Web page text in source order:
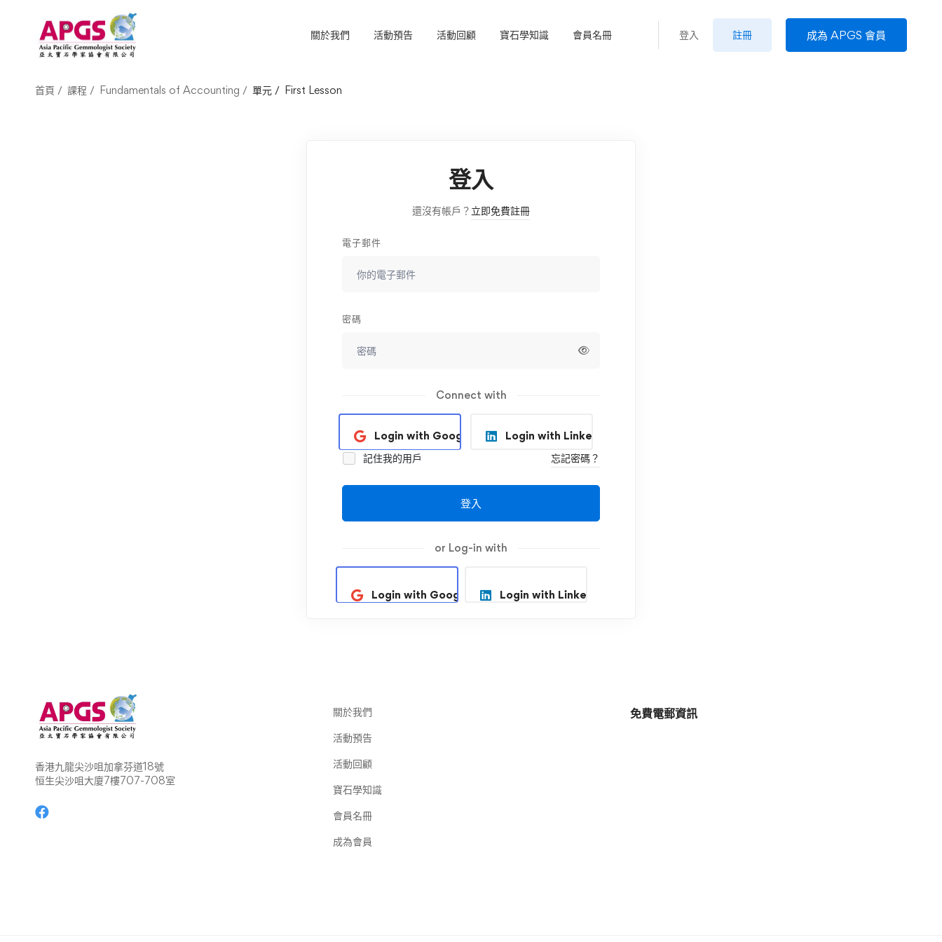
關於我們 活動預告 活動回顧 寶石學知識 會員名冊 登入 註冊 成為 APGS 會員
首頁 課程 Fundamentals of Accounting 單元 First Lesson
登入
還沒有帳戶？ 立即免費註冊
電子郵件
密碼
Connect with
Login with Google
Login with Linkedin
記住我的用戶
忘記密碼？
登入
or Log-in with
Login with Google Login with Linkedin
香港九龍尖沙咀加拿芬道18號
恒生尖沙咀大廈7樓707-708室
關於我們
活動預告
活動回顧
寶石學知識
會員名冊
成為會員
免費電郵資訊